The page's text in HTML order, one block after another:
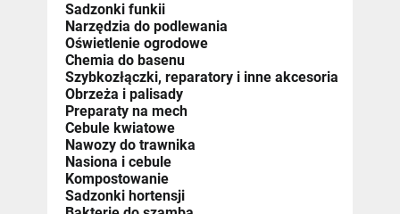
Sadzonki funkii
Narzędzia do podlewania
Oświetlenie ogrodowe
Chemia do basenu
Szybkozłączki, reparatory i inne akcesoria
Obrzeża i palisady
Preparaty na mech
Cebule kwiatowe
Nawozy do trawnika
Nasiona i cebule
Kompostowanie
Sadzonki hortensji